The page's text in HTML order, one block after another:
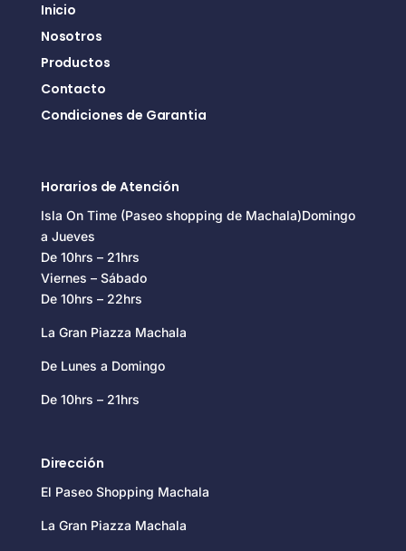
Inicio
Nosotros
Productos
Contacto
Condiciones de Garantia
Horarios de Atención
Isla On Time (Paseo shopping de Machala)Domingo
a Jueves
De 10hrs – 21hrs
Viernes – Sábado
De 10hrs – 22hrs
La Gran Piazza Machala
De Lunes a Domingo
De 10hrs – 21hrs
Dirección
El Paseo Shopping Machala
La Gran Piazza Machala